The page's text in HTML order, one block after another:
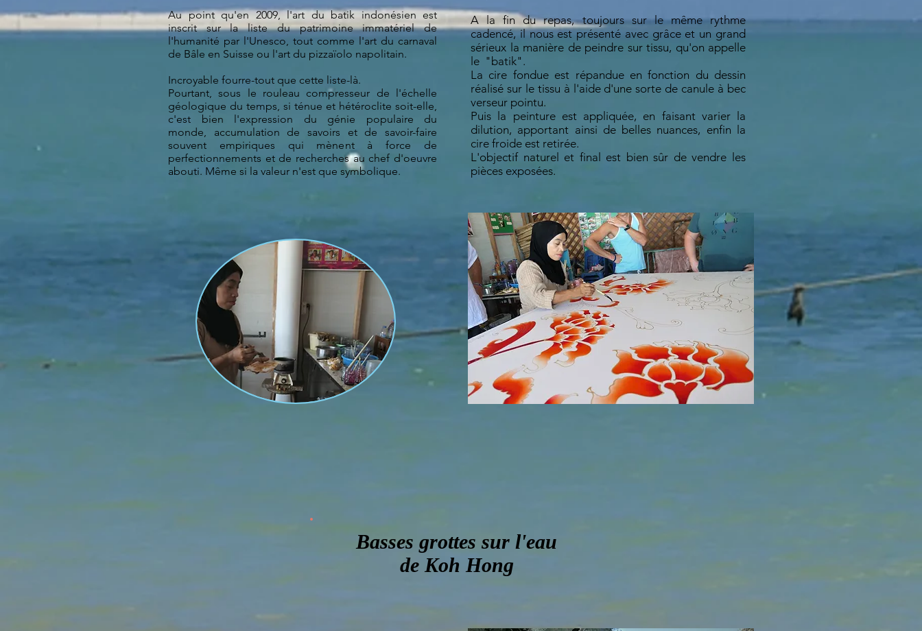
Au point qu'en 2009, l'art du batik indonésien est
inscrit sur la liste du patrimoine immatériel de
l'humanité par l'Unesco, tout comme l'art du carnaval
de Bâle en Suisse ou l'art du pizzaïolo napolitain.
Incroyable fourre-tout que cette liste-là.
Pourtant, sous le rouleau compresseur de l'échelle
géologique du temps, si ténue et hétéroclite soit-elle,
c'est bien l'expression du génie populaire du
monde, accumulation de savoirs et de savoir-faire
souvent empiriques qui mènent à force de
perfectionnements et de recherches au chef d'oeuvre
abouti. Même si la valeur n'est que symbolique.
A la fin du repas, toujours sur le même rythme
cadencé, il nous est présenté avec grâce et un grand
sérieux la manière de peindre sur tissu, qu'on appelle
le "batik".
La cire fondue est répandue en fonction du dessin
réalisé sur le tissu à l'aide d'une sorte de canule à bec
verseur pointu.
Puis la peinture est appliquée, en faisant varier la
dilution, apportant ainsi de belles nuances, enfin la
cire froide est retirée.
L'objectif naturel et final est bien sûr de vendre les
pièces exposées.
Basses grottes sur l'eau
de Koh Hong